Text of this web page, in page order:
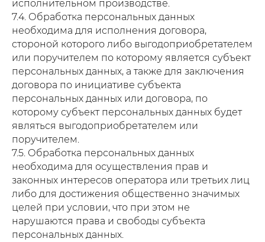
исполнительном производстве.
7.4. Обработка персональных данных
необходима для исполнения договора,
стороной которого либо выгодоприобретателем
или поручителем по которому является субъект
персональных данных, а также для заключения
договора по инициативе субъекта
персональных данных или договора, по
которому субъект персональных данных будет
являться выгодоприобретателем или
поручителем.
7.5. Обработка персональных данных
необходима для осуществления прав и
законных интересов оператора или третьих лиц
либо для достижения общественно значимых
целей при условии, что при этом не
нарушаются права и свободы субъекта
персональных данных.